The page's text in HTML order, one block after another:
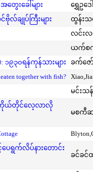
းခေါ်များ
ရွှေဥဒေ
လ်ချုပ်ကြီးများ
ထွန်းသ
လင်းလ
ယက်စကီ
၁၉၃၀ရန်ကုန်သားများ
ခက်ဇေ
together with fish?
မင်းသ
ကိုကိုယ်တိုင်လေ့လာလို
မစကီ
ရွက်လိပ်နားတောင်း
ခင်ခင်